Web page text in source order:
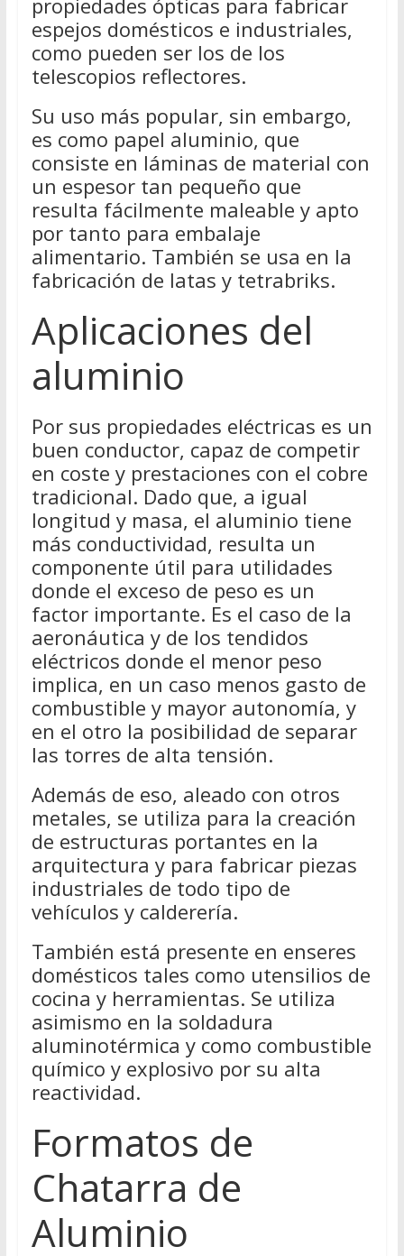
propiedades ópticas para fabricar
espejos domésticos e industriales,
como pueden ser los de los
telescopios reflectores.
Su uso más popular, sin embargo,
es como papel aluminio, que
consiste en láminas de material con
un espesor tan pequeño que
resulta fácilmente maleable y apto
por tanto para embalaje
alimentario. También se usa en la
fabricación de latas y tetrabriks.
Aplicaciones del
aluminio
Por sus propiedades eléctricas es un
buen conductor, capaz de competir
en coste y prestaciones con el cobre
tradicional. Dado que, a igual
longitud y masa, el aluminio tiene
más conductividad, resulta un
componente útil para utilidades
donde el exceso de peso es un
factor importante. Es el caso de la
aeronáutica y de los tendidos
eléctricos donde el menor peso
implica, en un caso menos gasto de
combustible y mayor autonomía, y
en el otro la posibilidad de separar
las torres de alta tensión.
Además de eso, aleado con otros
metales, se utiliza para la creación
de estructuras portantes en la
arquitectura y para fabricar piezas
industriales de todo tipo de
vehículos y calderería.
También está presente en enseres
domésticos tales como utensilios de
cocina y herramientas. Se utiliza
asimismo en la soldadura
aluminotérmica y como combustible
químico y explosivo por su alta
reactividad.
Formatos de
Chatarra de
Aluminio